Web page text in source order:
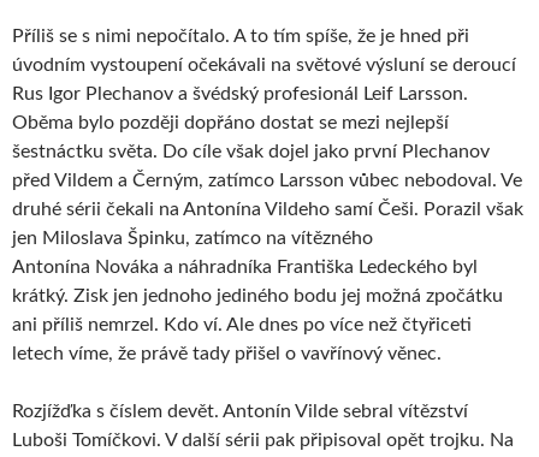
Příliš se s nimi nepočítalo. A to tím spíše, že je hned při
úvodním vystoupení očekávali na světové výsluní se deroucí
Rus Igor Plechanov a švédský profesionál Leif Larsson.
Oběma bylo později dopřáno dostat se mezi nejlepší
šestnáctku světa. Do cíle však dojel jako první Plechanov
před Vildem a Černým, zatímco Larsson vůbec nebodoval. Ve
druhé sérii čekali na Antonína Vildeho samí Češi. Porazil však
jen Miloslava Špinku, zatímco na vítězného
Antonína Nováka a náhradníka Františka Ledeckého byl
krátký. Zisk jen jednoho jediného bodu jej možná zpočátku
ani příliš nemrzel. Kdo ví. Ale dnes po více než čtyřiceti
letech víme, že právě tady přišel o vavřínový věnec.
Rozjížďka s číslem devět. Antonín Vilde sebral vítězství
Luboši Tomíčkovi. V další sérii pak připisoval opět trojku. Na